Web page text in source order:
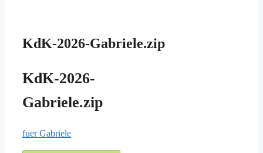
KdK-2026-Gabriele.zip
KdK-2026-
Gabriele.zip
fuer Gabriele